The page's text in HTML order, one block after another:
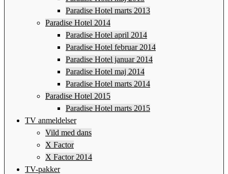
Paradise Hotel marts 2013
Paradise Hotel 2014
Paradise Hotel april 2014
Paradise Hotel februar 2014
Paradise Hotel januar 2014
Paradise Hotel maj 2014
Paradise Hotel marts 2014
Paradise Hotel 2015
Paradise Hotel marts 2015
TV anmeldelser
Vild med dans
X Factor
X Factor 2014
TV-pakker